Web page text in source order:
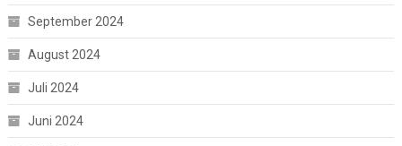
September 2024
August 2024
Juli 2024
Juni 2024